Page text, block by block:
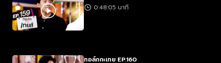
0:48:05 นาที
ทอล์กกะเทย EP.160